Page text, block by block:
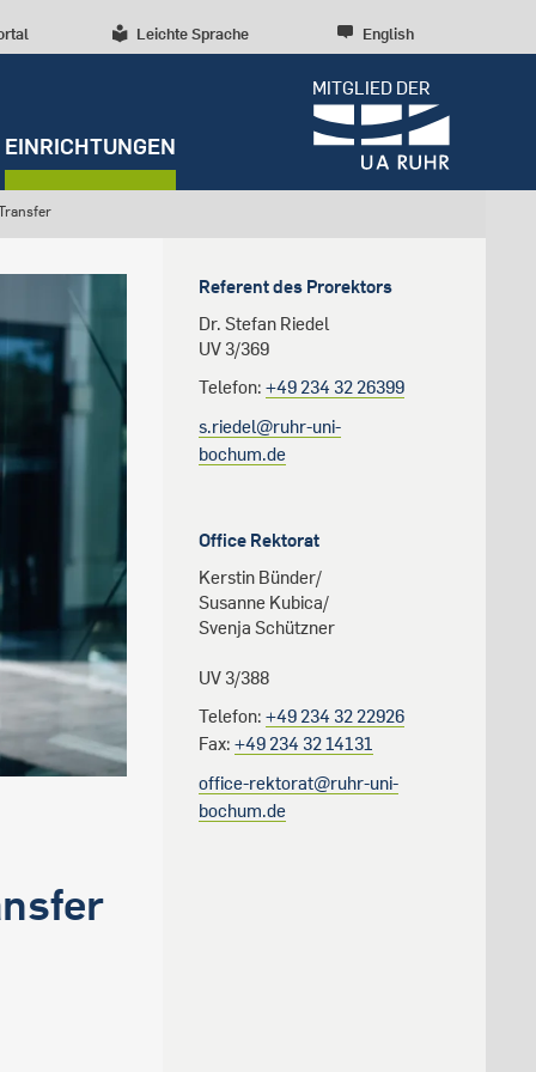
Leichte Sprache English
MITGLIED DER
Studentenleben
Beratung und Anlaufstellen
Forschungskultur
Forschungsstrukturen
Early Career Researchers
Entrepreneurship
Wissenschaftliche Beratung
Archiv
Redaktion
Diversität, Inklusion,
Talententwicklung
Nachhaltigkeit
Campusentwicklung
Spenden und Stiften
EINRICHTUNGEN
Prorektor für Struktur und
Prorektor für Forschung und
Transfer
Referent des Prorektors
Dr. Stefan Riedel
UV 3/369
Telefon: +49 234 32 26399
s.riedel@ruhr-uni-
bochum.de
Office Rektorat
Kerstin Bünder/
Susanne Kubica/
Svenja Schützner
UV 3/388
Telefon: +49 234 32 22926
Fax: +49 234 32 14131
office-rektorat@ruhr-uni-
bochum.de